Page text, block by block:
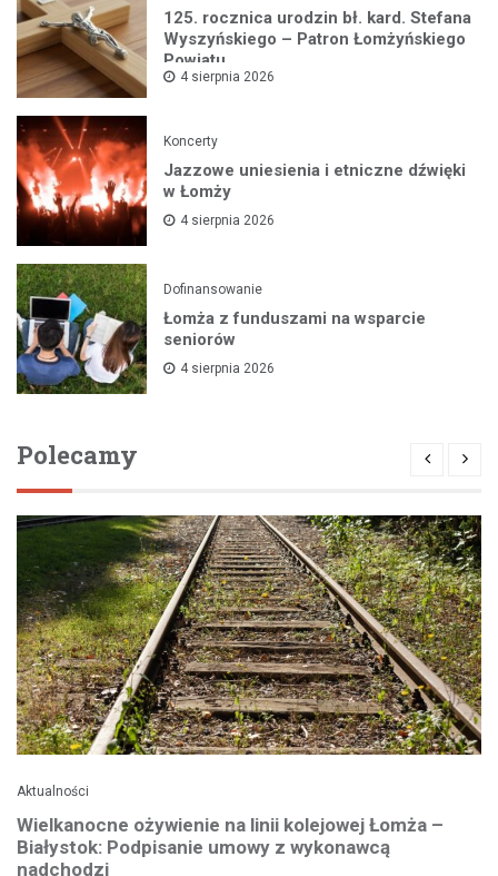
125. rocznica urodzin bł. kard. Stefana
Wyszyńskiego – Patron Łomżyńskiego
Powiatu
4 sierpnia 2026
Koncerty
Jazzowe uniesienia i etniczne dźwięki
w Łomży
4 sierpnia 2026
Dofinansowanie
Łomża z funduszami na wsparcie
seniorów
4 sierpnia 2026
Polecamy
Aktualności
Wielkanocne ożywienie na linii kolejowej Łomża –
Białystok: Podpisanie umowy z wykonawcą
nadchodzi